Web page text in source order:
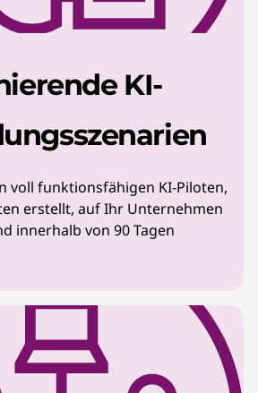
KI-
voll funktionsfähigen KI-Piloten,
erstellt, auf Ihr Unternehmen
innerhalb von 90 Tagen